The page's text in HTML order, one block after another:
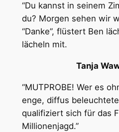
“Du kannst in seinem
du? Morgen sehen wir
“Danke”, flüstert Ben
lächeln mit.
Tanja
“MUTPROBE! Wer es
enge, diffus
qualifiziert sich für das
Millionenjagd.”